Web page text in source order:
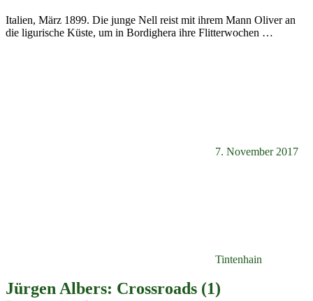
Italien, März 1899. Die junge Nell reist mit ihrem Mann Oliver an
die ligurische Küste, um in Bordighera ihre Flitterwochen …
7. November 2017
Tintenhain
Jürgen Albers: Crossroads (1)